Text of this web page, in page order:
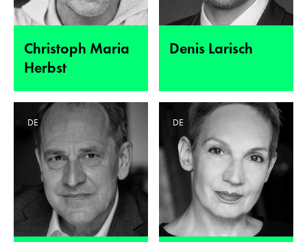
Christoph Maria
Herbst
Denis Larisch
DE DE